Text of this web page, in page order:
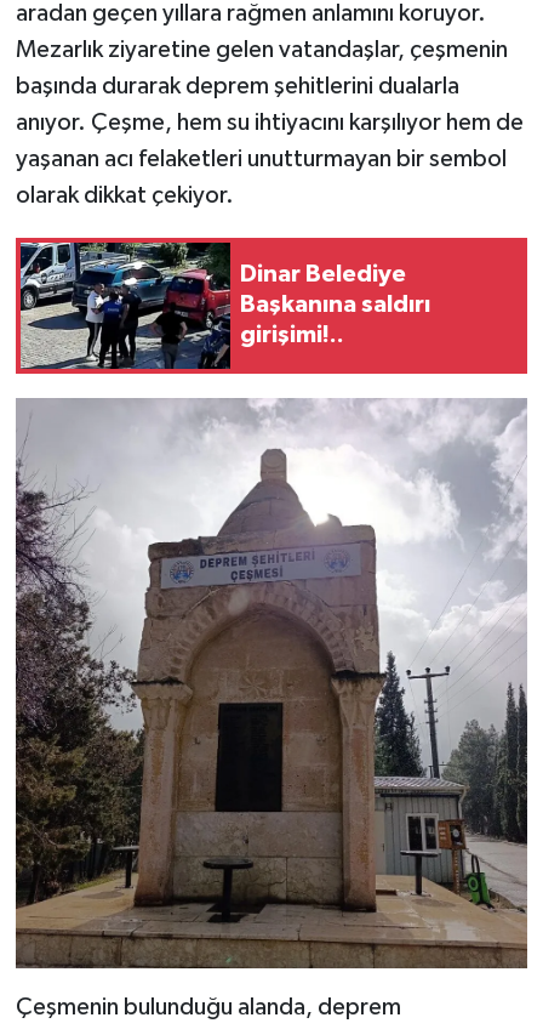
aradan geçen yıllara rağmen anlamını koruyor.
Mezarlık ziyaretine gelen vatandaşlar, çeşmenin
başında durarak deprem şehitlerini dualarla
anıyor. Çeşme, hem su ihtiyacını karşılıyor hem de
yaşanan acı felaketleri unutturmayan bir sembol
olarak dikkat çekiyor.
Dinar Belediye
Başkanına saldırı
girişimi!..
Çeşmenin bulunduğu alanda, deprem